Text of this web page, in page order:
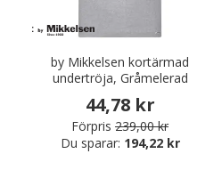
by Mikkelsen kortärmad
undertröja, Gråmelerad
44,78 kr
Förpris 239,00 kr
Du sparar: 194,22 kr